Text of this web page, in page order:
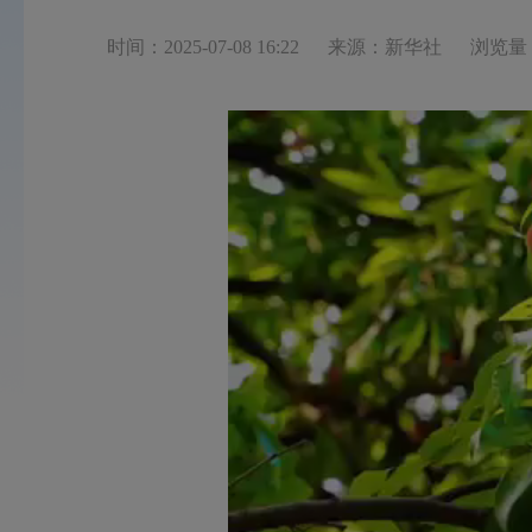
时间：2025-07-08 16:22 来源：新华社 浏览量